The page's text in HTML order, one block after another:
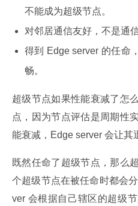
不能成为超级节点。
对邻居通信友好，不是通信
得到 Edge server 的任命
畅。
超级节点如果性能衰减了怎
点，因为节点评估是周期性
能衰减，Edge server 会让其
既然任命了超级节点，那么
个超级节点在被任命时都会
ver 会根据自己辖区的超级